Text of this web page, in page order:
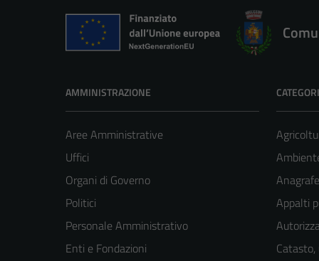
AMMINISTRAZIONE
Aree Amministrative
Uffici
Organi di Governo
Politici
Personale Amministrativo
Enti e Fondazioni
Appalti
Catasto,